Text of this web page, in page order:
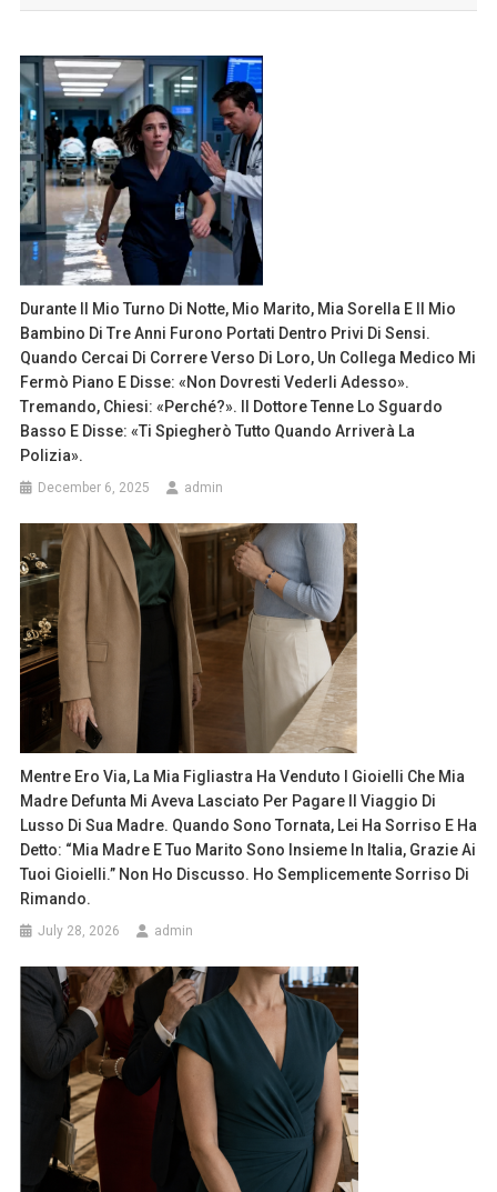
Durante Il Mio Turno Di Notte, Mio Marito, Mia Sorella E Il Mio
Bambino Di Tre Anni Furono Portati Dentro Privi Di Sensi.
Quando Cercai Di Correre Verso Di Loro, Un Collega Medico Mi
Fermò Piano E Disse: «Non Dovresti Vederli Adesso».
Tremando, Chiesi: «Perché?». Il Dottore Tenne Lo Sguardo
Basso E Disse: «Ti Spiegherò Tutto Quando Arriverà La
Polizia».
December 6, 2025 admin
Mentre Ero Via, La Mia Figliastra Ha Venduto I Gioielli Che Mia
Madre Defunta Mi Aveva Lasciato Per Pagare Il Viaggio Di
Lusso Di Sua Madre. Quando Sono Tornata, Lei Ha Sorriso E Ha
Detto: “Mia Madre E Tuo Marito Sono Insieme In Italia, Grazie Ai
Tuoi Gioielli.” Non Ho Discusso. Ho Semplicemente Sorriso Di
Rimando.
July 28, 2026 admin